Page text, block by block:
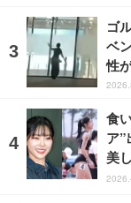
ゴ
ベ
性
食
ア
美